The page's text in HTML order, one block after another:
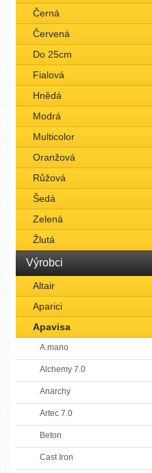
Černá
Červená
Do 25cm
Fialová
Hnědá
Modrá
Multicolor
Oranžová
Růžová
Šedá
Zelená
Žlutá
Výrobci
Altair
Aparici
Apavisa
A.mano
Alchemy 7.0
Anarchy
Artec 7.0
Beton
Cast Iron